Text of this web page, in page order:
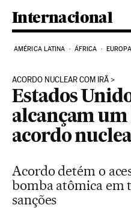
Internacional
AMÉRICA LATINA ÁFRICA EUROPA
ACORDO NUCLEAR COM IRÃ
Estados
alcançam
acordo
Acordo detém o
bomba atômica em
sanções